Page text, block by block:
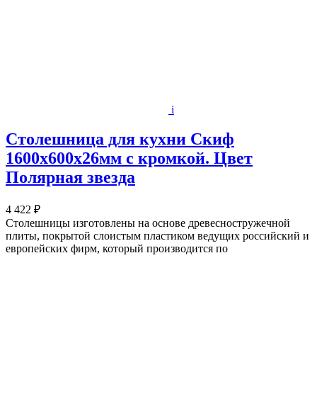
i
Столешница для кухни Скиф
1600х600x26мм с кромкой. Цвет
Полярная звезда
4 422 ₽
Столешницы изготовлены на основе древесностружечной
плиты, покрытой слоистым пластиком ведущих российский и
европейских фирм, который производится по